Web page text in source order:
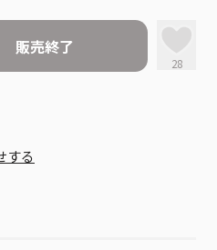
販売終了
28
する